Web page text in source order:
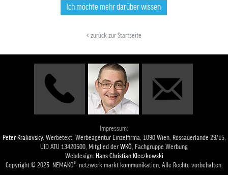
Ich möchte mehr darüber wissen
< zurück zur Startseite
Impressum:
Peter Krakovsky, Werbetext, Werbeagentur Einzelfirma, 1090 Wien, Rossauerlände 29/15,
UID ATU 13420500, Mitglied derWKÖ , Fachgruppe Werbung
Webdesign: Hans-Christian Kleczkowski
Copyright © 2025 NEMAKO® netzwerk markt kommunikation, Alle Rechte vorbehalten.